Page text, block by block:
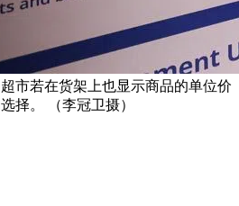
市若在货架上也显示商品的单位价
择。 （李冠卫摄）